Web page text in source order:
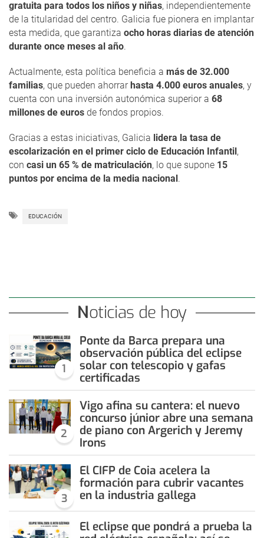
gratuita para todos los niños y niñas, independientemente
de la titularidad del centro. Galicia fue pionera en implantar
esta medida, que garantiza ocho horas diarias de atención
durante once meses al año.
Actualmente, esta política beneficia a más de 32.000
familias, que pueden ahorrarhasta 4.000 euros anuales, y
cuenta con una inversión autonómica superior a 68
millones de euros de fondos propios.
Gracias a estas iniciativas, Galicia lidera la tasa de
escolarización en el primer ciclo de Educación Infantil,
con casi un 65 % de matriculación, lo que supone 15
puntos por encima de la media nacional.
EDUCACIÓN
Noticias de hoy
1
Ponte da Barca prepara una
observación pública del eclipse
solar con telescopio y gafas
certificadas
2
Vigo afina su cantera: el nuevo
concurso júnior abre una semana
de piano con Argerich y Jeremy
Irons
3
El CIFP de Coia acelera la
formación para cubrir vacantes
en la industria gallega
El eclipse que pondrá a prueba la